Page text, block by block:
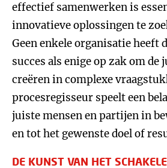
effectief samenwerken is
innovatieve oplossingen te
Geen enkele organisatie heeft
succes als enige op zak om de
creëren in complexe
procesregisseur speelt een
juiste mensen en partijen in
en tot het gewenste doel of
DE KUNST VAN HET